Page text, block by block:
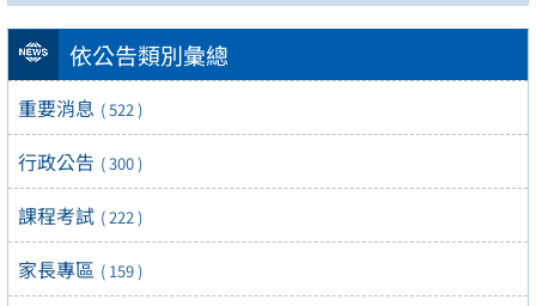
依公告類別彙總
重要消息 ( 522 )
行政公告 ( 300 )
課程考試 ( 222 )
家長專區 ( 159 )